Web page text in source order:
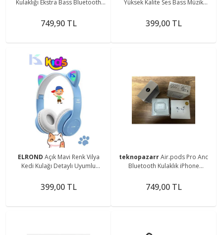
Kulaklığı Ekstra Bass Bluetooth
Telefonlara Uyumlu
749,90 TL
Yüksek Kalite Ses Bass Müzik
Şarj Aux
399,00 TL
ELROND Açık Mavi Renk Vilya
Kedi Kulağı Detaylı Uyumlu
Çocuk Oyuncu Aux Kablo
399,00 TL
teknopazarrAir.pods Pro Anc
Bluetooth Kulaklık iPhone
kalite
749,00 TL